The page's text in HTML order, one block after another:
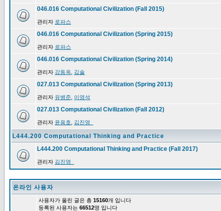
046.016 Computational Civilization (Fall 2015)
관리자 로파스
046.016 Computational Civilization (Spring 2015)
관리자 로파스
046.016 Computational Civilization (Spring 2014)
관리자 강동옥 김솔
027.013 Computational Civilization (Spring 2013)
관리자 유병준 이영석
027.013 Computational Civilization (Fall 2012)
관리자 윤용호 김진영_
L444.200 Computational Thinking and Practice
L444.200 Computational Thinking and Practice (Fall 2017)
관리자 김진영_
온라인 사용자
사용자가 올린 글은 총 15160개 입니다
등록된 사용자는 66512명 입니다